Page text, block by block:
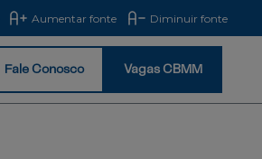
Aumentar fonte Diminuir fonte
Fale Conosco Vagas CBMM